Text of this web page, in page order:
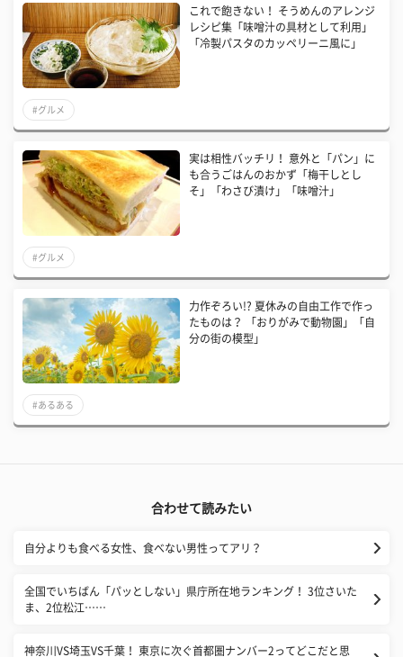
これで飽きない！ そうめんのアレンジ
レシピ集「味噌汁の具材として利用」
「冷製パスタのカッペリーニ風に」
#グルメ
実は相性バッチリ！ 意外と「パン」に
も合うごはんのおかず「梅干しとし
そ」「わさび漬け」「味噌汁」
#グルメ
力作ぞろい!? 夏休みの自由工作で作っ
たものは？ 「おりがみで動物園」「自
分の街の模型」
#あるある
合わせて読みたい
自分よりも食べる女性、食べない男性ってアリ？
全国でいちばん「パッとしない」県庁所在地ランキング！ 3位さいた
ま、2位松江……
神奈川VS埼玉VS千葉！ 東京に次ぐ首都圏ナンバー2ってどこだと思